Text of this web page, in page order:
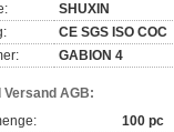
SHUXIN
CE SGS ISO COC
GABION 4
Versand AGB:
100 pc